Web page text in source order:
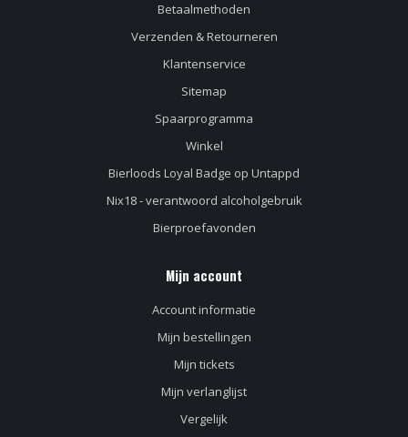
Betaalmethoden
Verzenden & Retourneren
Klantenservice
Sitemap
Spaarprogramma
Winkel
Bierloods Loyal Badge op Untappd
Nix18 - verantwoord alcoholgebruik
Bierproefavonden
Mijn account
Account informatie
Mijn bestellingen
Mijn tickets
Mijn verlanglijst
Vergelijk